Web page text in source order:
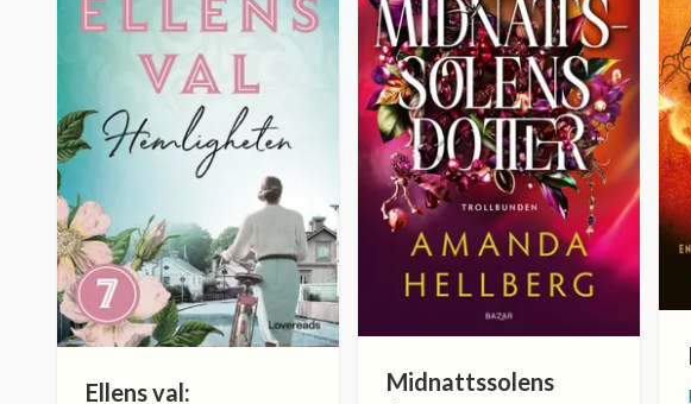
Ellens val:
Midnattssolens